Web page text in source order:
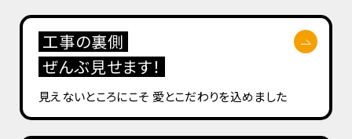
工事の裏側
ぜんぶ見せます！
見えないところにこそ 愛とこだわりを込めました